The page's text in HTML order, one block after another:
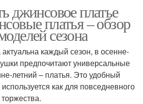
джинсовое платье
платья – обзор
сезона
каждый сезон, в осенне-
предпочитают универсальные
летний – платья. Это удобный
как для повседневного